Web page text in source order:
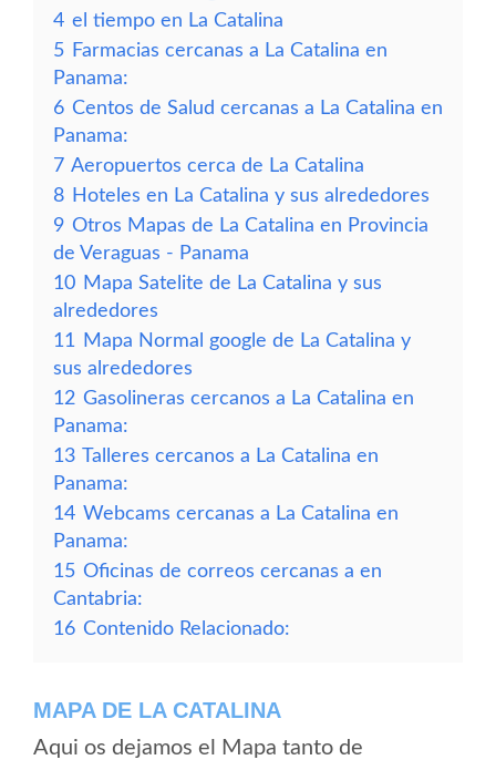
4 el tiempo en La Catalina
5 Farmacias cercanas a La Catalina en
Panama:
6 Centos de Salud cercanas a La Catalina en
Panama:
7 Aeropuertos cerca de La Catalina
8 Hoteles en La Catalina y sus alrededores
9 Otros Mapas de La Catalina en Provincia
de Veraguas - Panama
10 Mapa Satelite de La Catalina y sus
alrededores
11
Mapa Normal google de La Catalina y
sus alrededores
12 Gasolineras cercanos a La Catalina en
Panama:
13 Talleres cercanos a La Catalina en
Panama:
14 Webcams cercanas a La Catalina en
Panama:
15 Oficinas de correos cercanas a en
Cantabria:
16 Contenido Relacionado:
MAPA DE LA CATALINA
Aqui os dejamos el Mapa tanto de